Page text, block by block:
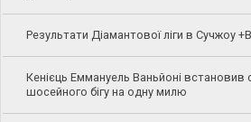
Результати Діамантової ліги в Сучжоу
Кенієць Еммануель Ваньйоні встановив
шосейного бігу на одну милю